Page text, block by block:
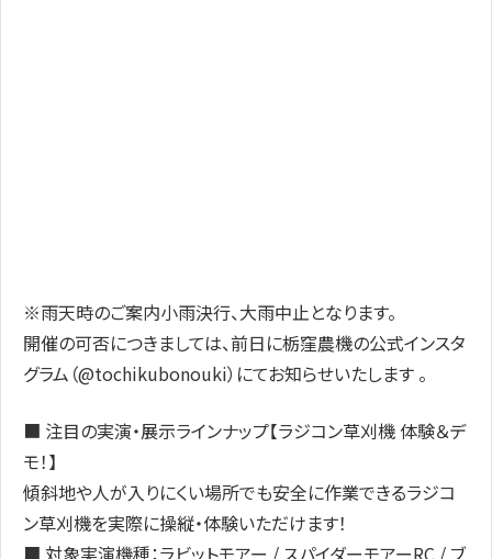
※雨天時のご案内小雨決行、大雨中止となります。
開催の可否につきましては、前日に栃窪農機の公式インスタ
グラム（@tochikubonouki）にてお知らせいたします 。
■ 注目の実演・展示ラインナップ【ラジコン草刈機 体験＆デ
モ！】
傾斜地や人が入りにくい場所でも安全に作業できるラジコ
ン草刈機を実際に操縦・体験いただけます！